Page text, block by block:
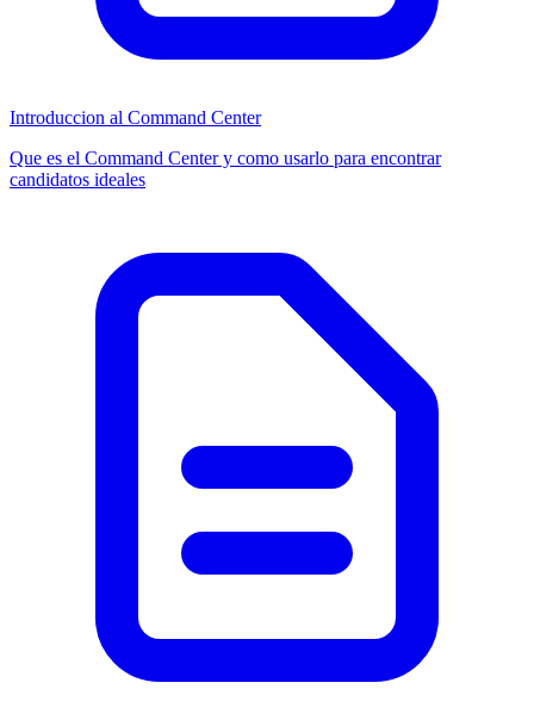
Introduccion al Command Center
Que es el Command Center y como usarlo para encontrar
candidatos ideales